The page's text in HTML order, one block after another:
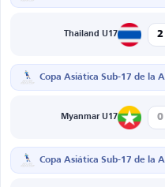
Thailand U17 2
Copa Asiática Sub-17 de la
Myanmar U17 0
Copa Asiática Sub-17 de la